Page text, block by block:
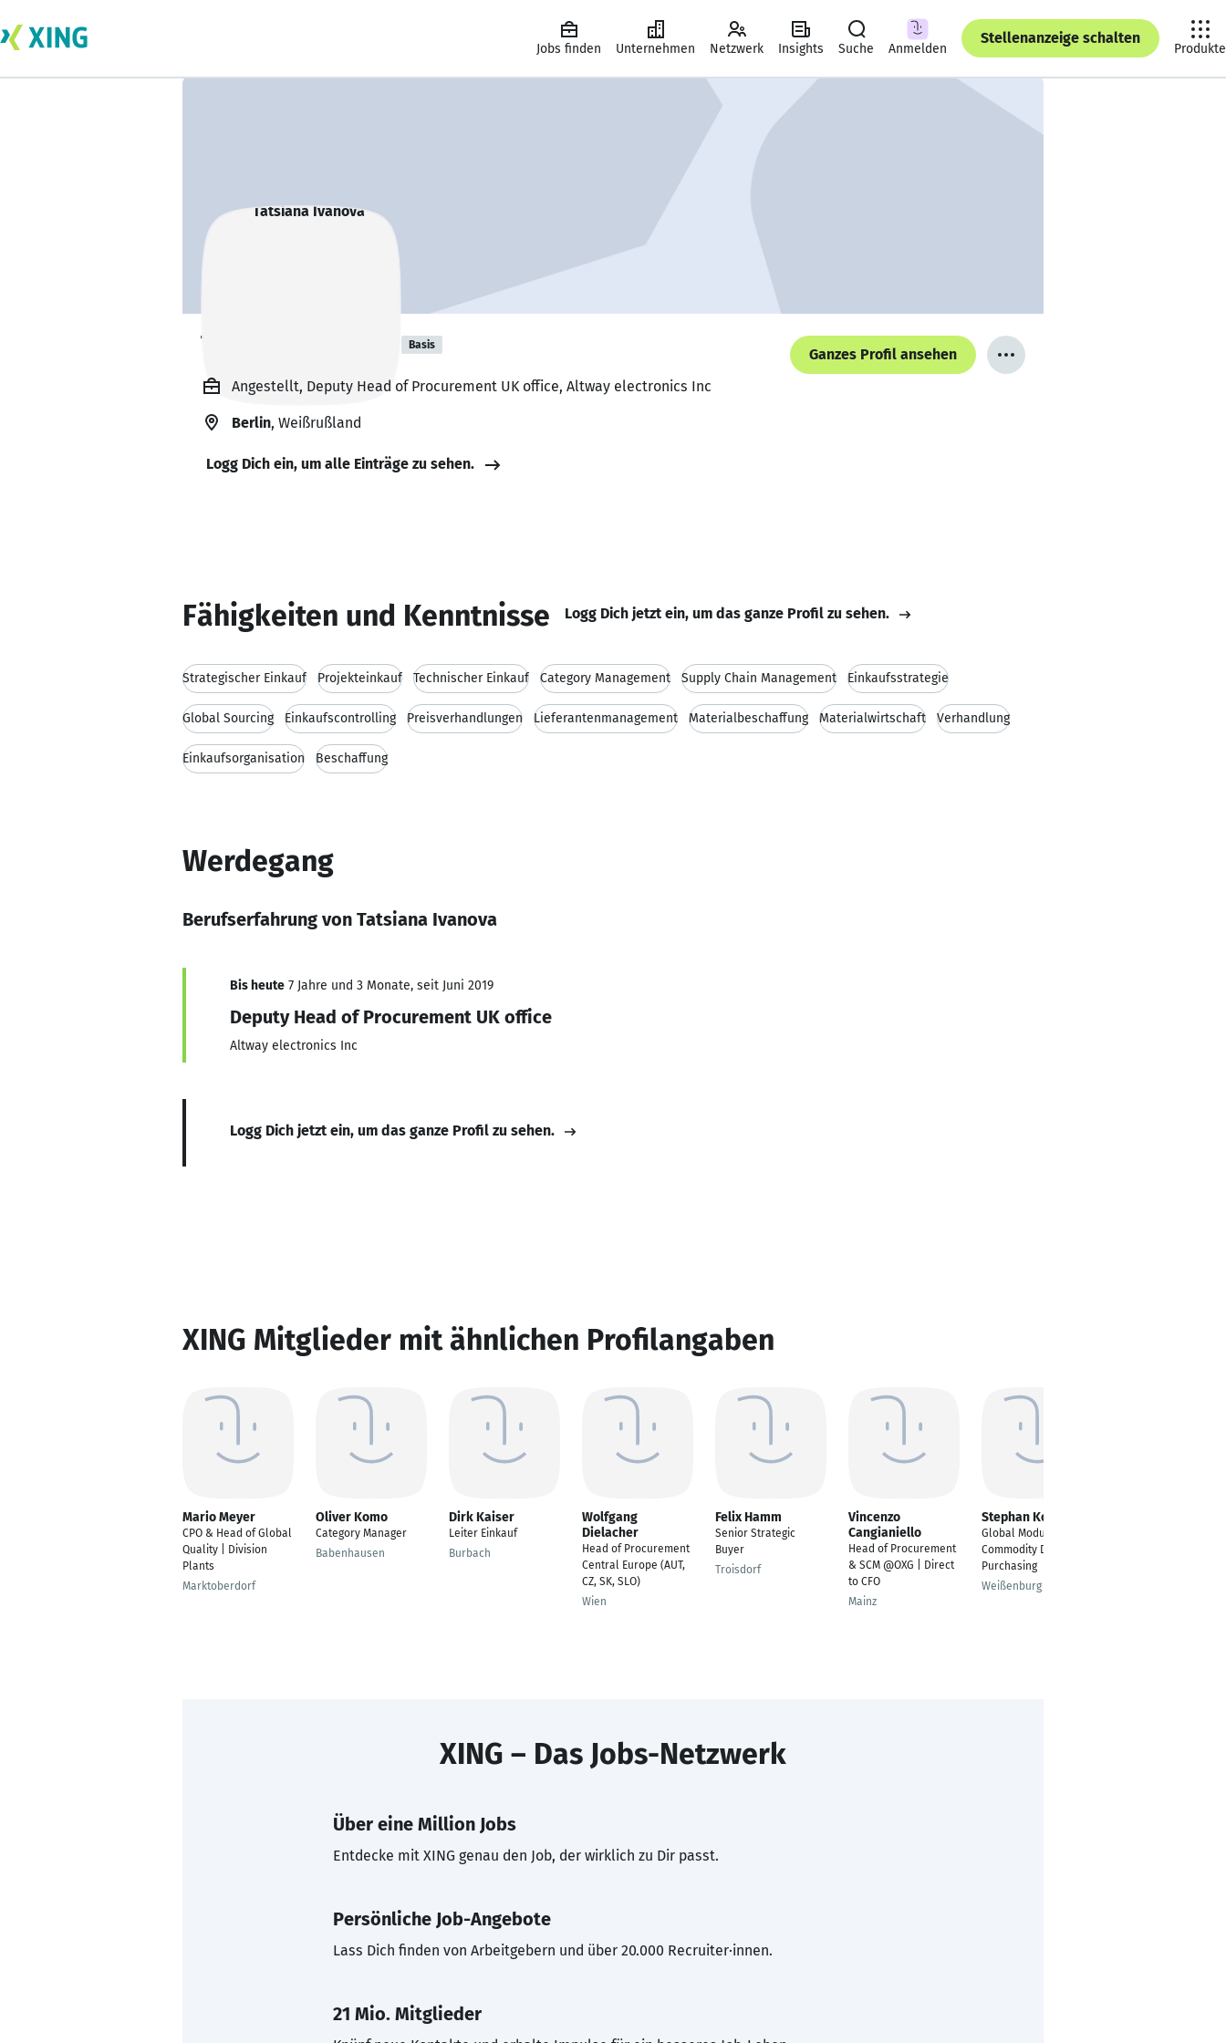
Jobs finden Unternehmen Netzwerk Insights Suche Anmelden
Stellenanzeige schalten
Produkte
Tatsiana Ivanova Basis
Ganzes Profil ansehen
Angestellt, Deputy Head of Procurement UK office, Altway electronics Inc
Berlin, Weißrußland
Logg Dich ein, um alle Einträge zu sehen.
Fähigkeiten und Kenntnisse Logg Dich jetzt ein, um das ganze Profil zu sehen.
Strategischer Einkauf Projekteinkauf Technischer Einkauf Category Management Supply Chain Management Einkaufsstrategie
Global Sourcing Einkaufscontrolling Preisverhandlungen Lieferantenmanagement Materialbeschaffung Materialwirtschaft Verhandlung
Einkaufsorganisation Beschaffung
Werdegang
Berufserfahrung von Tatsiana Ivanova
Bis heute 7 Jahre und 3 Monate, seit Juni 2019
Deputy Head of Procurement UK office
Altway electronics Inc
Logg Dich jetzt ein, um das ganze Profil zu sehen.
XING Mitglieder mit ähnlichen Profilangaben
Mario Meyer
CPO & Head of Global
Quality | Division
Plants
Marktoberdorf
Oliver Komo
Category Manager
Babenhausen
Dirk Kaiser
Leiter Einkauf
Burbach
Wolfgang
Dielacher
Head of Procurement
Central Europe (AUT,
CZ, SK, SLO)
Wien
Felix Hamm
Senior Strategic
Buyer
Troisdorf
Vincenzo
Cangianiello
Head of Procurement
& SCM @OXG | Direct
to CFO
Mainz
Stephan Korn
Global Modul & Pack
Commodity Director
Purchasing
Weißenburg in Bayern
XING – Das Jobs-Netzwerk
Über eine Million Jobs
Entdecke mit XING genau den Job, der wirklich zu Dir passt.
Persönliche Job-Angebote
Lass Dich finden von Arbeitgebern und über 20.000 Recruiter·innen.
21 Mio. Mitglieder